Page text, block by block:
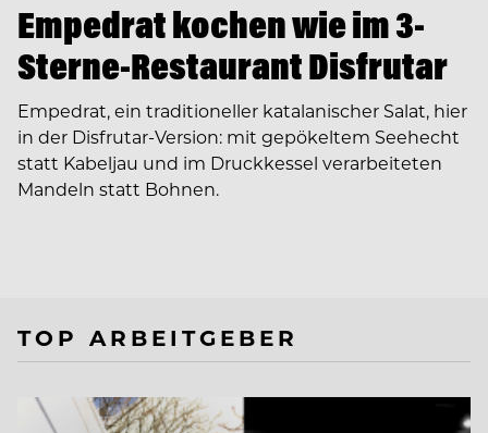
Empedrat kochen wie im 3-
Sterne-Restaurant Disfrutar
Empedrat, ein traditioneller katalanischer Salat, hier
in der Disfrutar-Version: mit gepökeltem Seehecht
statt Kabeljau und im Druckkessel verarbeiteten
Mandeln statt Bohnen.
TOP ARBEITGEBER